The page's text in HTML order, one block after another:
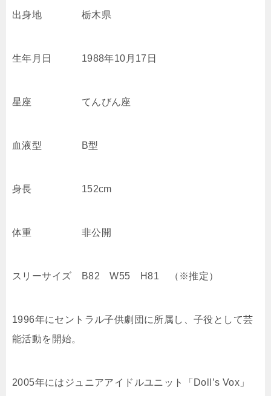
出身地 栃木県
生年月日 1988年10月17日
星座 てんびん座
血液型 B型
身長 152cm
体重 非公開
スリーサイズ B82 W55 H81 （※推定）
1996年にセントラル子供劇団に所属し、子役として芸
能活動を開始。
2005年にはジュニアアイドルユニット「Doll’s Vox」